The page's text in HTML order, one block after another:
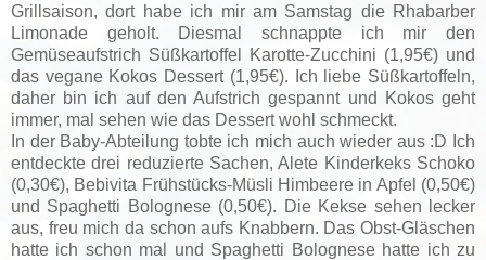
Grillsaison, dort habe ich mir am Samstag die Rhabarber
Limonade geholt. Diesmal schnappte ich mir den
Gemüseaufstrich Süßkartoffel Karotte-Zucchini (1,95€) und
das vegane Kokos Dessert (1,95€). Ich liebe Süßkartoffeln,
daher bin ich auf den Aufstrich gespannt und Kokos geht
immer, mal sehen wie das Dessert wohl schmeckt.
In der Baby-Abteilung tobte ich mich auch wieder aus :D Ich
entdeckte drei reduzierte Sachen, Alete Kinderkeks Schoko
(0,30€), Bebivita Frühstücks-Müsli Himbeere in Apfel (0,50€)
und Spaghetti Bolognese (0,50€). Die Kekse sehen lecker
aus, freu mich da schon aufs Knabbern. Das Obst-Gläschen
hatte ich schon mal und Spaghetti Bolognese hatte ich zu